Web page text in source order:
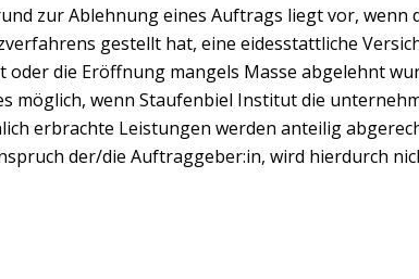
zur Ablehnung eines Auftrags liegt vor, wenn
gestellt hat, eine eidesstattliche
die Eröffnung mangels Masse abgelehnt
möglich, wenn Staufenbiel Institut die
erbrachte Leistungen werden anteilig
der/die Auftraggeber:in, wird hierdurch